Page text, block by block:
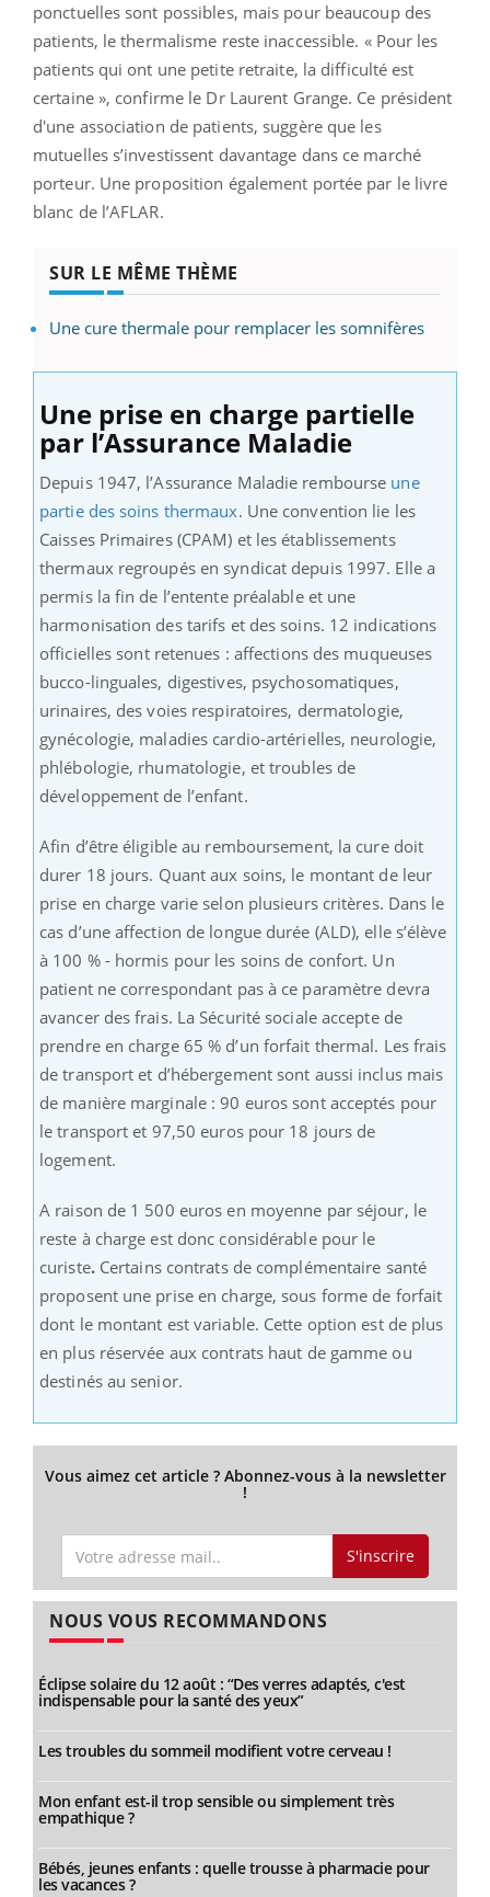
ponctuelles sont possibles, mais pour beaucoup des
patients, le thermalisme reste inaccessible. « Pour les
patients qui ont une petite retraite, la difficulté est
certaine », confirme le Dr Laurent Grange. Ce président
d'une association de patients, suggère que les
mutuelles s’investissent davantage dans ce marché
porteur. Une proposition également portée par le livre
blanc de l’AFLAR.
SUR LE MÊME THÈME
Une cure thermale pour remplacer les somnifères
Une prise en charge partielle
par l’Assurance Maladie
Depuis 1947, l’Assurance Maladie rembourse une
partie des soins thermaux. Une convention lie les
Caisses Primaires (CPAM) et les établissements
thermaux regroupés en syndicat depuis 1997. Elle a
permis la fin de l’entente préalable et une
harmonisation des tarifs et des soins. 12 indications
officielles sont retenues : affections des muqueuses
bucco-linguales, digestives, psychosomatiques,
urinaires, des voies respiratoires, dermatologie,
gynécologie, maladies cardio-artérielles, neurologie,
phlébologie, rhumatologie, et troubles de
développement de l’enfant.
Afin d’être éligible au remboursement, la cure doit
durer 18 jours. Quant aux soins, le montant de leur
prise en charge varie selon plusieurs critères. Dans le
cas d’une affection de longue durée (ALD), elle s’élève
à 100 % - hormis pour les soins de confort. Un
patient ne correspondant pas à ce paramètre devra
avancer des frais. La Sécurité sociale accepte de
prendre en charge 65 % d’un forfait thermal. Les frais
de transport et d’hébergement sont aussi inclus mais
de manière marginale : 90 euros sont acceptés pour
le transport et 97,50 euros pour 18 jours de
logement.
A raison de 1 500 euros en moyenne par séjour, le
reste à charge est donc considérable pour le
curiste. Certains contrats de complémentaire santé
proposent une prise en charge, sous forme de forfait
dont le montant est variable. Cette option est de plus
en plus réservée aux contrats haut de gamme ou
destinés au senior.
Vous aimez cet article ? Abonnez-vous à la newsletter
!
S'inscrire
NOUS VOUS RECOMMANDONS
Éclipse solaire du 12 août : “Des verres adaptés, c'est
indispensable pour la santé des yeux”
Les troubles du sommeil modifient votre cerveau !
Mon enfant est-il trop sensible ou simplement très
empathique ?
Bébés, jeunes enfants : quelle trousse à pharmacie pour
les vacances ?